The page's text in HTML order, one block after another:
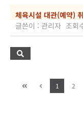
체육시설 대관(예약)
글쓴이 : 관리자 조회
1 2